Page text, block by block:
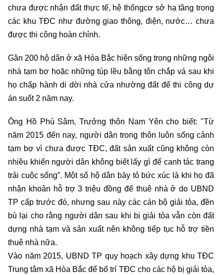
chưa được nhận đất thực tế, hệ thốngcơ sở hạ tầng trong
các khu TĐC như đường giao thông, điện, nước… chưa
được thi công hoàn chỉnh.
Gần 200 hộ dân ở xã Hòa Bắc hiện sống trong những ngôi
nhà tạm bợ hoặc những túp lều bằng tôn chắp vá sau khi
họ chấp hành di dời nhà cửa nhường đất để thi công dự
án suốt 2 năm nay.
Ông Hồ Phú Sâm, Trưởng thôn Nam Yên cho biết: "Từ
năm 2015 đến nay, người dân trong thôn luôn sống cảnh
tạm bợ vì chưa được TĐC, đất sản xuất cũng không còn
nhiều khiến người dân không biết lấy gì để canh tác trang
trải cuộc sống”. Một số hộ dân bày tỏ bức xúc là khi họ đã
nhận khoản hỗ trợ 3 triệu đồng để thuê nhà ở do UBND
TP cấp trước đó, nhưng sau này các cán bộ giải tỏa, đền
bù lại cho rằng người dân sau khi bị giải tỏa vẫn còn đất
dựng nhà tạm và sản xuất nên không tiếp tục hỗ trợ tiền
thuê nhà nữa.
Vào năm 2015, UBND TP quy hoạch xây dựng khu TĐC
Trung tâm xã Hòa Bắc để bố trí TĐC cho các hộ bị giải tỏa,